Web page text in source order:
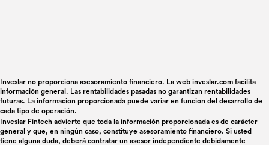
Inveslar no proporciona asesoramiento financiero. La web inveslar.com facilita
información general. Las rentabilidades pasadas no garantizan rentabilidades
futuras. La información proporcionada puede variar en función del desarrollo de
cada tipo de operación.
Inveslar Fintech advierte que toda la información proporcionada es de carácter
general y que, en ningún caso, constituye asesoramiento financiero. Si usted
tiene alguna duda, deberá contratar un asesor independiente debidamente